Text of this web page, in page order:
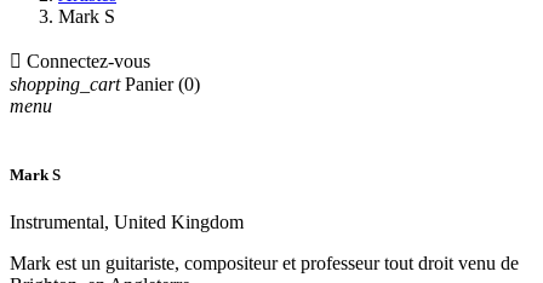
Mark S
 Connectez-vous
shopping_cart Panier (0)
menu
Mark S
Instrumental, United Kingdom
Mark est un guitariste, compositeur et professeur tout droit venu de